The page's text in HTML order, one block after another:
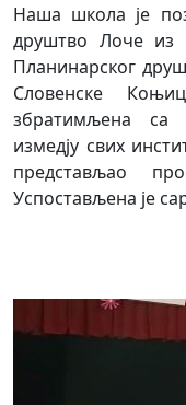
Наша школа је
друштво Лоче из
Планинарског
Словенске
збратимљена са
измедју свих
представљао
Успостављена је